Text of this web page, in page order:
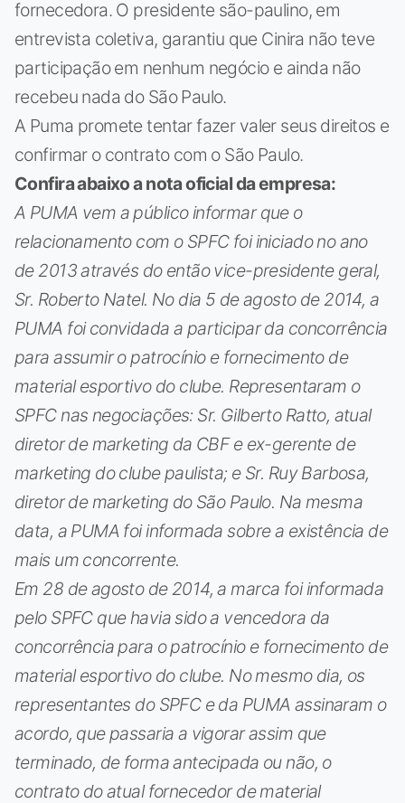
fornecedora. O presidente são-paulino, em
entrevista coletiva, garantiu que Cinira não teve
participação em nenhum negócio e ainda não
recebeu nada do São Paulo.
A Puma promete tentar fazer valer seus direitos e
confirmar o contrato com o São Paulo.
Confira abaixo a nota oficial da empresa:
A PUMA vem a público informar que o
relacionamento com o SPFC foi iniciado no ano
de 2013 através do então vice-presidente geral,
Sr. Roberto Natel. No dia 5 de agosto de 2014, a
PUMA foi convidada a participar da concorrência
para assumir o patrocínio e fornecimento de
material esportivo do clube. Representaram o
SPFC nas negociações: Sr. Gilberto Ratto, atual
diretor de marketing da CBF e ex-gerente de
marketing do clube paulista; e Sr. Ruy Barbosa,
diretor de marketing do São Paulo. Na mesma
data, a PUMA foi informada sobre a existência de
mais um concorrente.
Em 28 de agosto de 2014, a marca foi informada
pelo SPFC que havia sido a vencedora da
concorrência para o patrocínio e fornecimento de
material esportivo do clube. No mesmo dia, os
representantes do SPFC e da PUMA assinaram o
acordo, que passaria a vigorar assim que
terminado, de forma antecipada ou não, o
contrato do atual fornecedor de material